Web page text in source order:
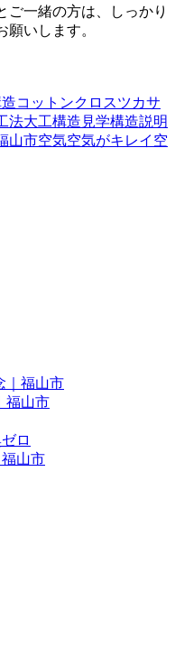
一緒の方は、しっかり
いします。
コットンクロスツカサ
法大工構造見学構造説明
山市空気空気がキレイ 空
｜福山市
福山市
ロ
山市